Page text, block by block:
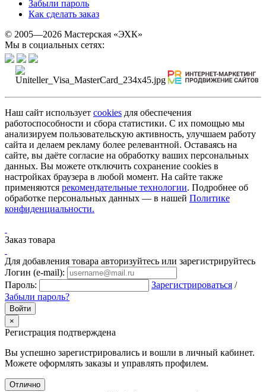
Забыли пароль
Как сделать заказ
© 2005—2026 Мастерская «ЭХК»
Мы в социальных сетях:
Наш сайт использует cookies для обеспечения
работоспособности и сбора статистики. С их помощью мы
анализируем пользовательскую активность, улучшаем работу
сайта и делаем рекламу более релевантной. Оставаясь на
сайте, вы даёте согласие на обработку ваших персональных
данных. Вы можете отключить сохранение cookies в
настройках браузера в любой момент. На сайте также
применяются рекомендательные технологии. Подробнее об
обработке персональных данных — в нашей Политике
конфиденциальности.
Заказ товара
Для добавления товара авторизуйтесь или зарегистрируйтесь
Логин (e-mail):
Пароль:
Зарегистрироваться /
Забыли пароль?
×
Регистрация подтверждена
Вы успешно зарегистрировались и вошли в личный кабинет.
Можете оформлять заказы и управлять профилем.
Отлично